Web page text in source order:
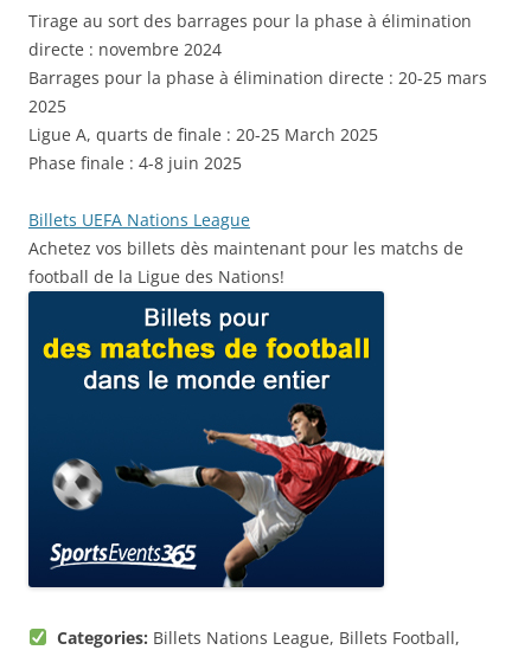
Tirage au sort des barrages pour la phase à élimination
directe : novembre 2024
Barrages pour la phase à élimination directe : 20-25 mars
2025
Ligue A, quarts de finale : 20-25 March 2025
Phase finale : 4-8 juin 2025
Billets UEFA Nations League
Achetez vos billets dès maintenant pour les matchs de
football de la Ligue des Nations!
Categories: Billets Nations League, Billets Football,